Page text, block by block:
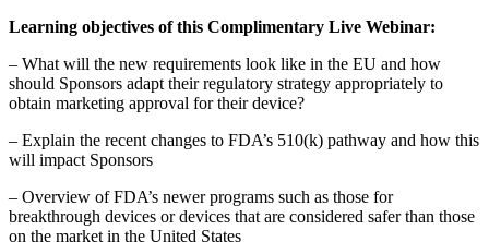
Learning objectives of this Complimentary Live Webinar:
– What will the new requirements look like in the EU and how
should Sponsors adapt their regulatory strategy appropriately to
obtain marketing approval for their device?
– Explain the recent changes to FDA’s 510(k) pathway and how this
will impact Sponsors
– Overview of FDA’s newer programs such as those for
breakthrough devices or devices that are considered safer than those
on the market in the United States